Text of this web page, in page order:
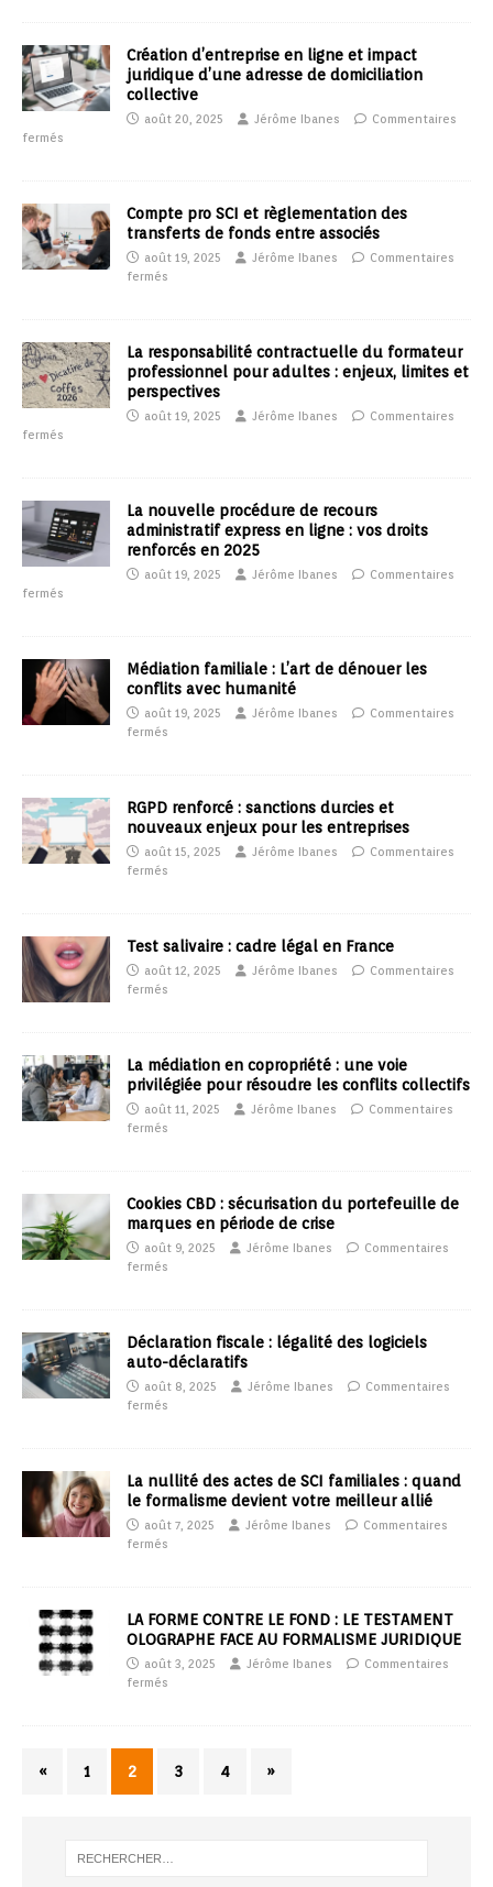
Création d’entreprise en ligne et impact
juridique d’une adresse de domiciliation
collective
août 20, 2025 Jérôme Ibanes
Commentaires
fermés
Compte pro SCI et règlementation des
transferts de fonds entre associés
août 19, 2025 Jérôme Ibanes
Commentaires
fermés
La responsabilité contractuelle du formateur
professionnel pour adultes : enjeux, limites et
perspectives
août 19, 2025 Jérôme Ibanes
Commentaires
fermés
La nouvelle procédure de recours
administratif express en ligne : vos droits
renforcés en 2025
août 19, 2025 Jérôme Ibanes
Commentaires
fermés
Médiation familiale : L’art de dénouer les
conflits avec humanité
août 19, 2025 Jérôme Ibanes
Commentaires
fermés
RGPD renforcé : sanctions durcies et
nouveaux enjeux pour les entreprises
août 15, 2025 Jérôme Ibanes
Commentaires
fermés
Test salivaire : cadre légal en France
août 12, 2025 Jérôme Ibanes
Commentaires
fermés
La médiation en copropriété : une voie
privilégiée pour résoudre les conflits collectifs
août 11, 2025 Jérôme Ibanes
Commentaires
fermés
Cookies CBD : sécurisation du portefeuille de
marques en période de crise
août 9, 2025 Jérôme Ibanes
Commentaires
fermés
Déclaration fiscale : légalité des logiciels
auto-déclaratifs
août 8, 2025 Jérôme Ibanes
Commentaires
fermés
La nullité des actes de SCI familiales : quand
le formalisme devient votre meilleur allié
août 7, 2025 Jérôme Ibanes
Commentaires
fermés
LA FORME CONTRE LE FOND : LE TESTAMENT
OLOGRAPHE FACE AU FORMALISME JURIDIQUE
août 3, 2025 Jérôme Ibanes
Commentaires
fermés
« 1 2 3 4 »